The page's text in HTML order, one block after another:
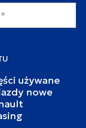
używane
nowe